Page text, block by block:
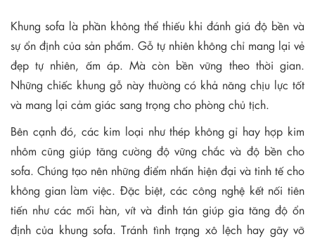
Khung sofa là phần không thể thiếu khi đánh giá độ bền và
sự ổn định của sản phẩm. Gỗ tự nhiên không chỉ mang lại vẻ
đẹp tự nhiên, ấm áp. Mà còn bền vững theo thời gian.
Những chiếc khung gỗ này thường có khả năng chịu lực tốt
và mang lại cảm giác sang trọng cho phòng chủ tịch.
Bên cạnh đó, các kim loại như thép không gỉ hay hợp kim
nhôm cũng giúp tăng cường độ vững chắc và độ bền cho
sofa. Chúng tạo nên những điểm nhấn hiện đại và tinh tế cho
không gian làm việc. Đặc biệt, các công nghệ kết nối tiên
tiến như các mối hàn, vít và đinh tán giúp gia tăng độ ổn
định của khung sofa. Tránh tình trạng xô lệch hay gãy vỡ